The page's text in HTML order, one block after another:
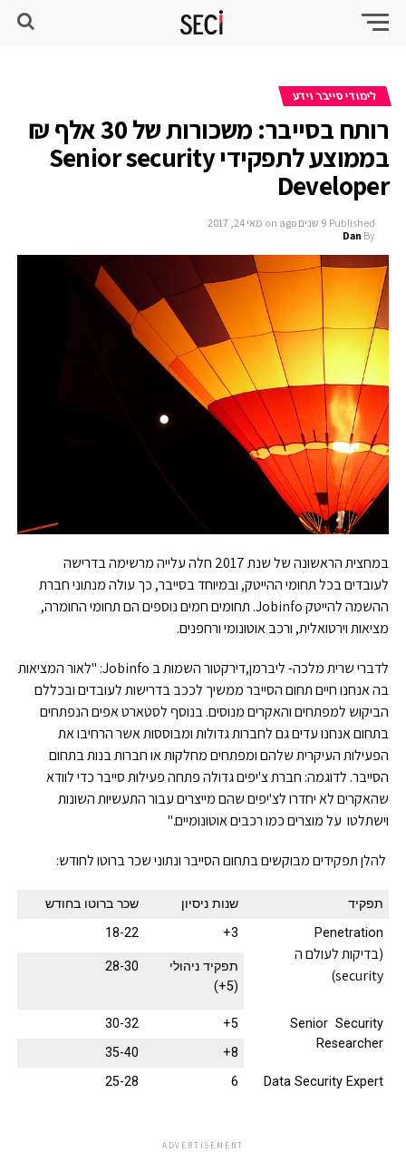
לימודי סייבר וידע
רותח בסייבר: משכורות של 30 אלף ₪
בממוצע לתפקידי Senior security
Developer
Published 9 שנים ago on מאי 24, 2017
By
Dan
במחצית הראשונה של שנת 2017 חלה עלייה מרשימה בדרישה
לעובדים בכל תחומי ההייטק, ובמיוחד בסייבר, כך עולה מנתוני חברת
ההשמה להייטק Jobinfo. תחומים חמים נוספים הם תחומי החומרה,
מציאות וירטואלית, ורכב אוטונומי ורחפנים.
לדברי שרית מלכה- ליברמן,דירקטור השמות ב Jobinfo: "לאור המציאות
בה אנחנו חיים תחום הסייבר ממשיך לככב בדרישות לעובדים ובכללם
הביקוש למפתחים והאקרים מנוסים. בנוסף לסטארט אפים הנפתחים
בתחום אנחנו עדים גם לחברות גדולות ומבוססות אשר הרחיבו את
הפעילות העיקרית שלהם ומפתחים מחלקות או חברות בנות בתחום
הסייבר. לדוגמה: חברת צ'יפים גדולה פתחה פעילות סייבר כדי לוודא
שהאקרים לא יחדרו לצ'יפים שהם מייצרים עבור התעשיות השונות
וישתלטו על מוצרים כמו רכבים אוטונומיים."
להלן תפקידים מבוקשים בתחום הסייבר ונתוני שכר ברוטו לחודש:
תפקיד שנות ניסיון
שכר ברוטו בחודש
Penetration
(בדיקות לעולם ה
security)
3+
18-22
תפקיד ניהולי
(5+)
28-30
Senior Security
Researcher
5+
30-32
8+
35-40
Data Security Expert
6
25-28
ADVERTISEMENT